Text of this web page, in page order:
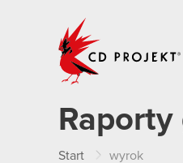
Raporty
Start wyrok